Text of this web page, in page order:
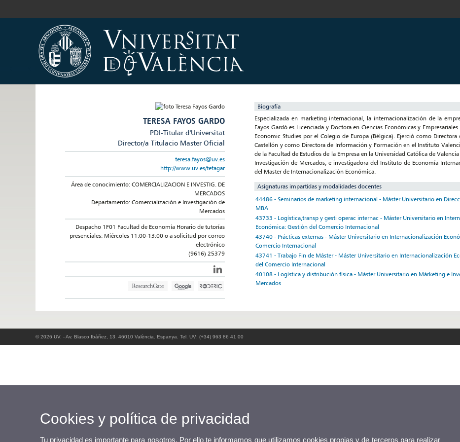
TERESA FAYOS GARDO
PDI-Titular d'Universitat
Director/a Titulacio Master Oficial
teresa.fayos@uv.es
http://www.uv.es/tefagar
Área de conocimiento: COMERCIALIZACION E INVESTIG. DE
MERCADOS
Departamento: Comercialización e Investigación de
Mercados
Despacho 1F01 Facultad de Economía Horario de tutorías
presenciales: Miércoles 11:00-13:00 o a solicitud por correo
electrónico
(9616) 25379
Biografía
Especializada en marketing internacional, la internacionalización de la
Fayos Gardó es Licenciada y Doctora en Ciencias Económicas y
Economic Studies por el Colegio de Europa (Bélgica). Ejerció como
Castellón y como Directora de Información y Formación en el Instituto
de la Facultad de Estudios de la Empresa en la Universidad Católica de
Investigación de Mercados, e investigadora del Instituto de Economía
del Master de Internacionalización Económica.
Asignaturas impartidas y modalidades docentes
44486 - Seminarios de marketing internacional - Máster Universitario en
MBA
43733 - Logística,transp y gesti operac internac - Máster Universitario en
Económica: Gestión del Comercio Internacional
43740 - Prácticas externas - Máster Universitario en Internacionalización
Comercio Internacional
43741 - Trabajo Fin de Máster - Máster Universitario en Internacionalización
del Comercio Internacional
40108 - Logística y distribución física - Máster Universitario en Márketing e
Mercados
© 2026 UV. - Av. Blasco Ibáñez, 13. 46010 València. Espanya. Tel. UV: (+34) 963 86 41 00
Cookies y política de privacidad
Tu privacidad es importante para nosotros. Por ello te informamos que utilizamos cookies propias y de terceros para realizar